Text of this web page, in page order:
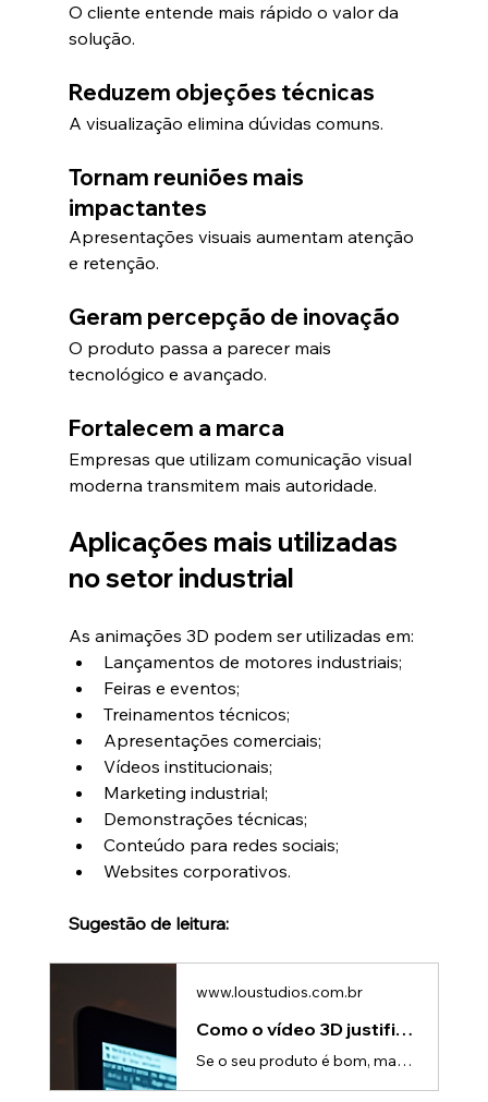
O cliente entende mais rápido o valor da
solução.
Reduzem objeções técnicas
A visualização elimina dúvidas comuns.
Tornam reuniões mais
impactantes
Apresentações visuais aumentam atenção
e retenção.
Geram percepção de inovação
O produto passa a parecer mais
tecnológico e avançado.
Fortalecem a marca
Empresas que utilizam comunicação visual
moderna transmitem mais autoridade.
Aplicações mais utilizadas
no setor industrial
As animações 3D podem ser utilizadas em:
Lançamentos de motores industriais;
Feiras e eventos;
Treinamentos técnicos;
Apresentações comerciais;
Vídeos institucionais;
Marketing industrial;
Demonstrações técnicas;
Conteúdo para redes sociais;
Websites corporativos.
Sugestão de leitura:
www.loustudios.com.br
Como o vídeo 3D justifica preços mais altos | Lou Studios Portfólio
Se o seu produto é bom, mas o mercado insiste em comparar apenas pelo preço, existe um problema.E provavelmente não está no produto.Está na forma como ele é percebido.Hoje, empresas que conseguem justificar preços mais altos não são apenas as que têm melhores produtos — são as que comunicam melhor o valor.E é exatamente aqui que o vídeo 3D se torna uma ferramenta estratégica.O problema: preço sem contexto vira comparaçãoQuando o cliente não entende claramente o diferencial do produto, ele faz o